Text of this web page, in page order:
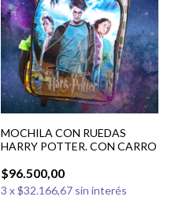
MOCHILA CON RUEDAS
HARRY POTTER. CON CARRO
$96.500,00
3 x$32.166,67 sin interés